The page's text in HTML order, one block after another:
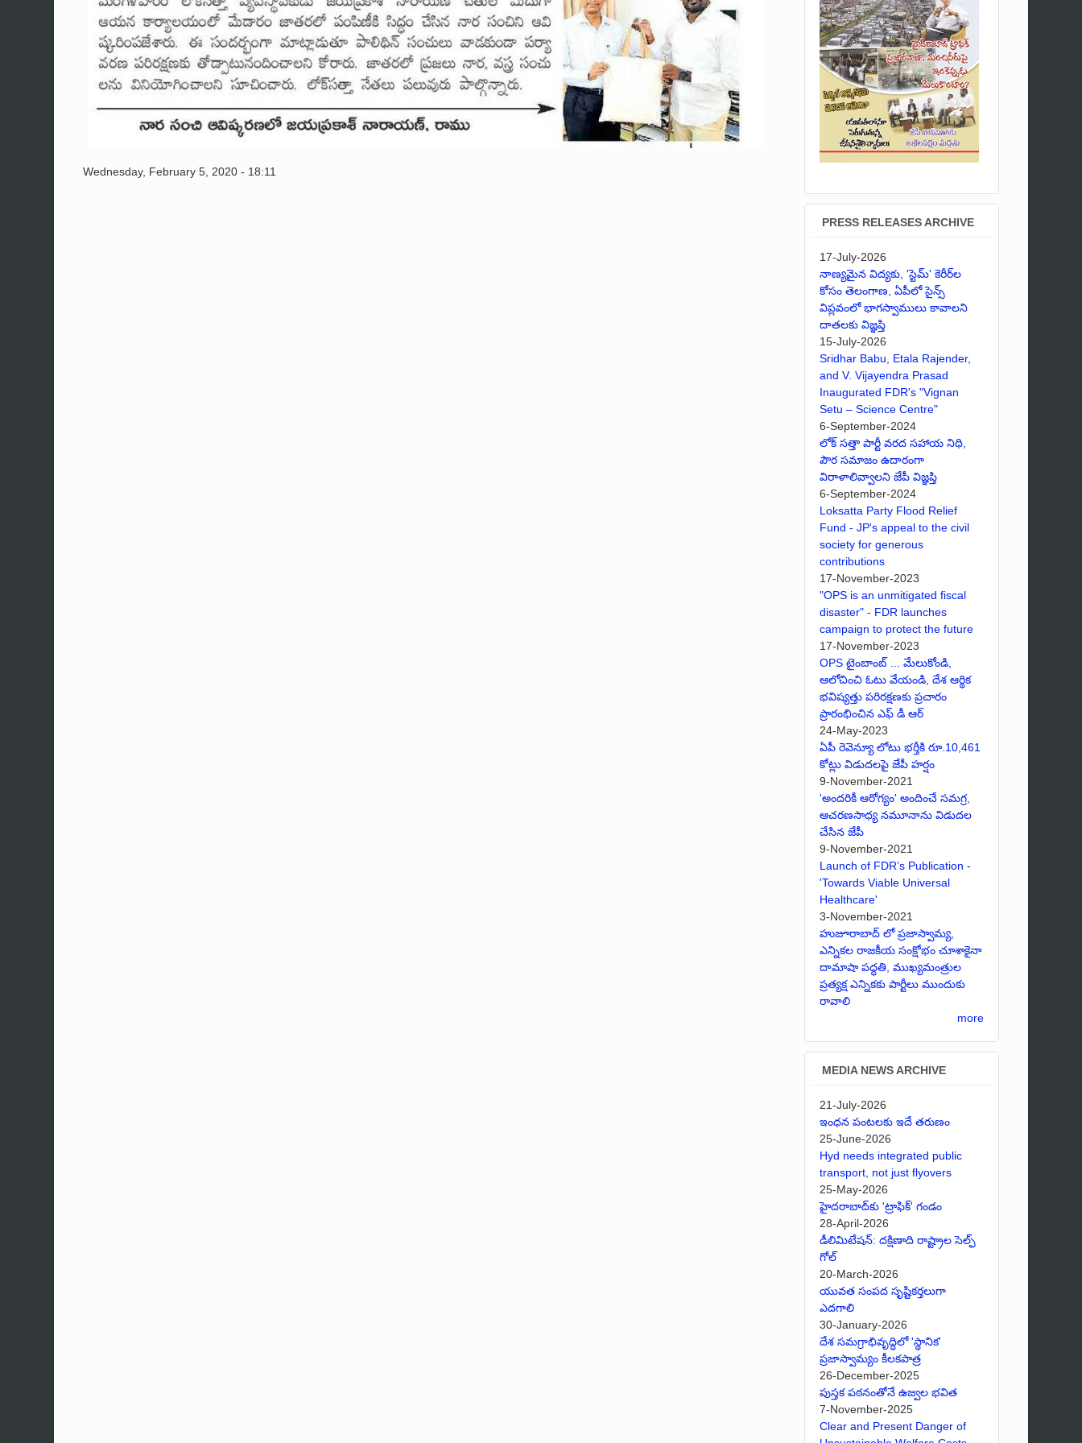
Wednesday, February 5, 2020 - 18:11
PRESS RELEASES ARCHIVE
17-July-2026
నాణ్యమైన విద్యకు, 'స్టెమ్' కెరీర్‌ల
కోసం తెలంగాణ, ఏపీలో సైన్స్
విప్లవంలో భాగస్వాములు కావాలని
దాతలకు విజ్ఞప్తి
15-July-2026
Sridhar Babu, Etala Rajender,
and V. Vijayendra Prasad
Inaugurated FDR's "Vignan
Setu – Science Centre"
6-September-2024
లోక్ సత్తా పార్టీ వరద సహాయ నిధి,
పౌర సమాజం ఉదారంగా
విరాళాలివ్వాలని జేపీ విజ్ఞప్తి
6-September-2024
Loksatta Party Flood Relief
Fund - JP's appeal to the civil
society for generous
contributions
17-November-2023
"OPS is an unmitigated fiscal
disaster" - FDR launches
campaign to protect the future
17-November-2023
OPS టైంబాంబ్ ... మేలుకోండి,
ఆలోచించి ఓటు వేయండి, దేశ ఆర్థిక
భవిష్యత్తు పరిరక్షణకు ప్రచారం
ప్రారంభించిన ఎఫ్ డీ ఆర్
24-May-2023
ఏపీ రెవెన్యూ లోటు భర్తీకి రూ.10,461
కోట్లు విడుదలపై జేపీ హర్షం
9-November-2021
'అందరికీ ఆరోగ్యం' అందించే సమగ్ర,
ఆచరణసాధ్య నమూనాను విడుదల
చేసిన జేపీ
9-November-2021
Launch of FDR’s Publication -
'Towards Viable Universal
Healthcare'
3-November-2021
హుజూరాబాద్ లో ప్రజాస్వామ్య,
ఎన్నికల రాజకీయ సంక్షోభం చూశాకైనా
దామాషా పద్ధతి, ముఖ్యమంత్రుల
ప్రత్యక్ష ఎన్నికకు పార్టీలు ముందుకు
రావాలి
more
MEDIA NEWS ARCHIVE
21-July-2026
ఇంధన పంటలకు ఇదే తరుణం
25-June-2026
Hyd needs integrated public
transport, not just flyovers
25-May-2026
హైదరాబాద్‌కు 'ట్రాఫిక్' గండం
28-April-2026
డీలిమిటేషన్: దక్షిణాది రాష్ట్రాల సెల్ఫ్
గోల్
20-March-2026
యువత సంపద సృష్టికర్తలుగా
ఎదగాలి
30-January-2026
దేశ సమగ్రాభివృద్ధిలో 'స్థానిక'
ప్రజాస్వామ్యం కీలకపాత్ర
26-December-2025
పుస్తక పఠనంతోనే ఉజ్వల భవిత
7-November-2025
Clear and Present Danger of